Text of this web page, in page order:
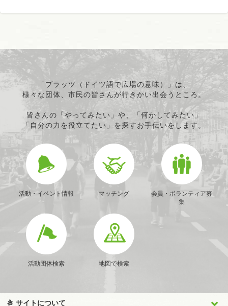
「プラッツ（ドイツ語で広場の意味）」は、
様々な団体、市民の皆さんが行きかい出会うところ。
皆さんの「やってみたい」や、「何かしてみたい」
「自分の力を役立てたい」を探すお手伝いをします。
活動・イベント情報 マッチング
会員・ボランティア募
集
活動団体検索 地図で検索
サイトについて